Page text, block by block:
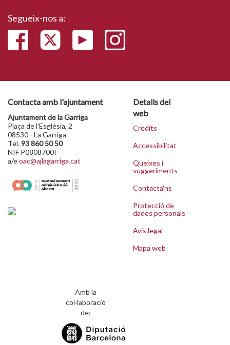
Segueix-nos a:
Contacta amb l'ajuntament
Ajuntament de la Garriga
Plaça de l'Església, 2
08530 - La Garriga
Tel.93 860 50 50
NIF P0808700I
a/eoac@ajlagarriga.cat
Detalls del
web
Crèdits
Accessibilitat
Queixes i
suggeriments
Contacta'ns
Protecció de
dades personals
Avís legal
Mapa web
Amb la
col·laboració
de: